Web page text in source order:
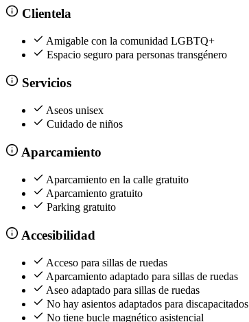
Clientela
Amigable con la comunidad LGBTQ+
Espacio seguro para personas transgénero
Servicios
Aseos unisex
Cuidado de niños
Aparcamiento
Aparcamiento en la calle gratuito
Aparcamiento gratuito
Parking gratuito
Accesibilidad
Acceso para sillas de ruedas
Aparcamiento adaptado para sillas de ruedas
Aseo adaptado para sillas de ruedas
No hay asientos adaptados para discapacitados
No tiene bucle magnético asistencial